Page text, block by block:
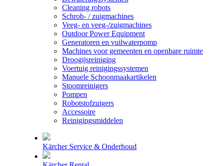
Cleaning robots
Schrob- / zuigmachines
Veeg- en veeg-/zuigmachines
Outdoor Power Equipment
Generatoren en vuilwaterpomp
Machines voor gemeenten en openbare ruimte
Droogijsreiniging
Voertuig reinigingssystemen
Manuele Schoonmaakartikelen
Stoomreinigers
Pompen
Robotstofzuigers
Accessoire
Reinigingsmiddelen
Kärcher Service & Onderhoud